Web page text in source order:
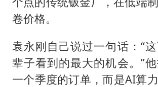
卷价格。
袁永刚自己说过一句话：“
辈子看到的最大的机会。”
一个季度的订单，而是AI算